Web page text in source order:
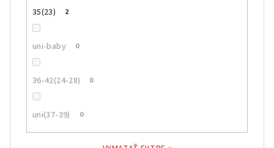
35(23) 2
uni-baby 0
36-42(24-28) 0
uni(37-39) 0